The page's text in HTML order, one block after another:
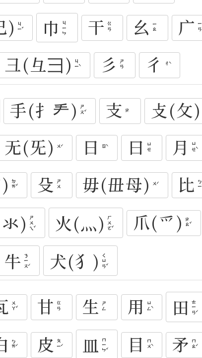
) ㄐㄧˇ 巾 ㄐㄧㄣ 干 ㄍㄢ 幺 ㄧㄠ 广 ㄧㄢˇ
彐(彑⺕) ㄐㄧˋ 彡 ㄕㄢ 彳 ㄔˋ
手(扌龵) ㄕㄡˇ 支 ㄓ 攴(攵)
无(旡) ㄨˊ 日 ㄖˋ 曰 ㄩㄝ 月 ㄩㄝˋ
ㄉㄞˇ 殳 ㄕㄨ 毋(毌母) ㄨˊ 比 ㄅㄧˇ
) ㄕㄨㄟˇ 火(灬) ㄏㄨㄛˇ 爪(爫) ㄓㄠˇ
牛 ㄋㄧㄡˊ 犬(犭) ㄑㄩㄢˇ
ㄨㄚˇ 甘 ㄍㄢ 生 ㄕㄥ 用 ㄩㄥˋ 田 ㄊㄧㄢˊ
ㄅㄞˊ 皮 ㄆㄧˊ 皿 ㄇㄧㄣˇ 目 ㄇㄨˋ 矛 ㄇㄠˊ